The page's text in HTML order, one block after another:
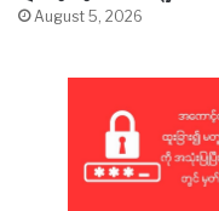
August 5, 2026